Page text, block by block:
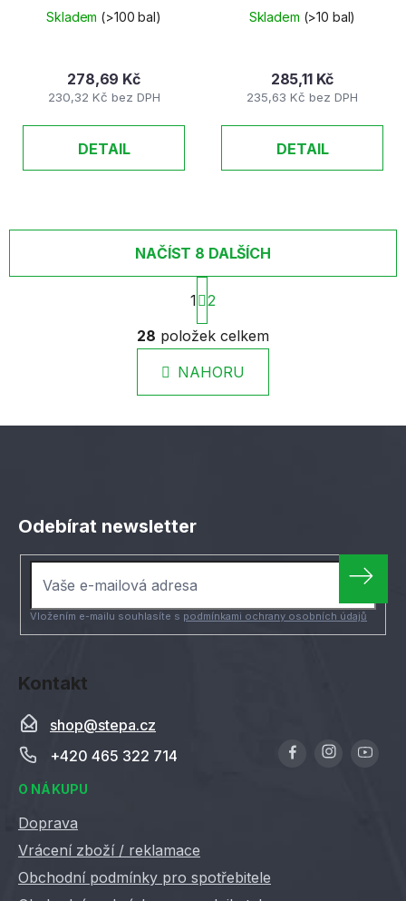
listů)
Skladem (>100 bal)
230,32 Kč bez DPH
278,69 Kč
DETAIL
(100 listů)
Skladem (>10 bal)
235,63 Kč bez DPH
285,11 Kč
DETAIL
O
v
l
á
d
a
y
p
i
NAČÍST 8 DALŠÍCH
t
r
á
n
k
á
1
2
28 položek celkem
NAHORU
Kontakt
shop@stepa.cz
+420 465 322 714
O NÁKUPU
Doprava
Vrácení zboží / reklamace
Obchodní podmínky pro spotřebitele
Odebírat newsletter
Vložením e-mailu souhlasíte s podmínkami ochrany osobních údajů